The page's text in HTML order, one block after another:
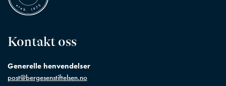
Kontakt oss
Generelle henvendelser
post@bergesenstiftelsen.no